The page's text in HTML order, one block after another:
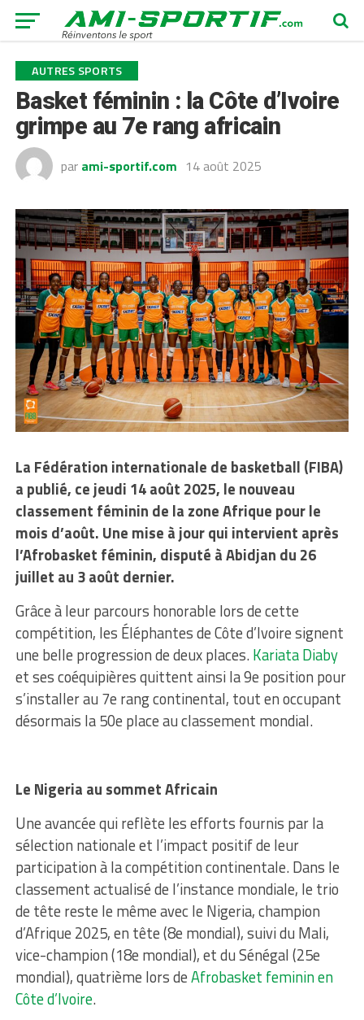
AUTRES SPORTS
Basket féminin : la Côte d’Ivoire
grimpe au 7e rang africain
par ami-sportif.com 14 août 2025
La Fédération internationale de basketball (FIBA)
a publié, ce jeudi 14 août 2025, le nouveau
classement féminin de la zone Afrique pour le
mois d’août. Une mise à jour qui intervient après
l’Afrobasket féminin, disputé à Abidjan du 26
juillet au 3 août dernier.
Grâce à leur parcours honorable lors de cette
compétition, les Éléphantes de Côte d’Ivoire signent
une belle progression de deux places.Kariata Diaby
et ses coéquipières quittent ainsi la 9e position pour
s’installer au 7e rang continental, tout en occupant
désormais la 50e place au classement mondial.
Le Nigeria au sommet Africain
Une avancée qui reflète les efforts fournis par la
sélection nationale et l’impact positif de leur
participation à la compétition continentale. Dans le
classement actualisé de l’instance mondiale, le trio
de tête reste le même avec le Nigeria, champion
d’Afrique 2025, en tête (8e mondial), suivi du Mali,
vice-champion (18e mondial), et du Sénégal (25e
mondial), quatrième lors deAfrobasket feminin en
Côte d’Ivoire.